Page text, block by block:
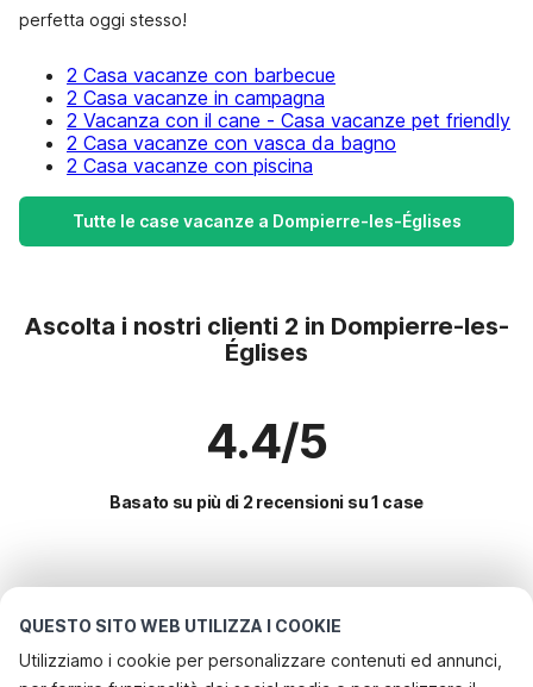
QUESTO SITO WEB UTILIZZA I COOKIE
Utilizziamo i cookie per personalizzare contenuti ed annunci,
perfetta oggi stesso!
2 Casa vacanze con barbecue
2 Casa vacanze in campagna
2 Vacanza con il cane - Casa vacanze pet friendly
2 Casa vacanze con vasca da bagno
2 Casa vacanze con piscina
Tutte le case vacanze a Dompierre-les-Églises
Ascolta i nostri clienti 2 in Dompierre-les-
Églises
4.4/5
Basato su più di 2 recensioni su 1 case
vacanze
Città con i migliori servizi per le vacanze